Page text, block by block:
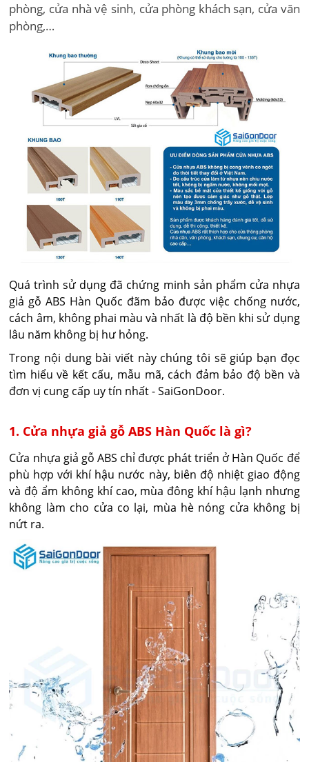
phòng, cửa nhà vệ sinh, cửa phòng khách sạn, cửa văn
phòng,…
Quá trình sử dụng đã chứng minh sản phẩm cửa nhựa
giả gỗ ABS Hàn Quốc đãm bảo được việc chống nước,
cách âm, không phai màu và nhất là độ bền khi sử dụng
lâu năm không bị hư hỏng.
Trong nội dung bài viết này chúng tôi sẽ giúp bạn đọc
tìm hiểu về kết cấu, mẫu mã, cách đảm bảo độ bền và
đơn vị cung cấp uy tín nhất - SaiGonDoor.
1. Cửa nhựa giả gỗ ABS Hàn Quốc là gì?
Cửa nhựa giả gỗ ABS chỉ được phát triển ở Hàn Quốc để
phù hợp với khí hậu nước này, biên độ nhiệt giao động
và độ ẩm không khí cao, mùa đông khí hậu lạnh nhưng
không làm cho cửa co lại, mùa hè nóng cửa không bị
nứt ra.